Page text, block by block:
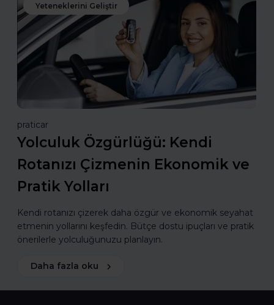
Yeteneklerini Geliştir
praticar
Yolculuk Özgürlüğü: Kendi
Rotanızı Çizmenin Ekonomik ve
Pratik Yolları
Kendi rotanızı çizerek daha özgür ve ekonomik seyahat
etmenin yollarını keşfedin. Bütçe dostu ipuçları ve pratik
önerilerle yolculuğunuzu planlayın.
Daha fazla oku